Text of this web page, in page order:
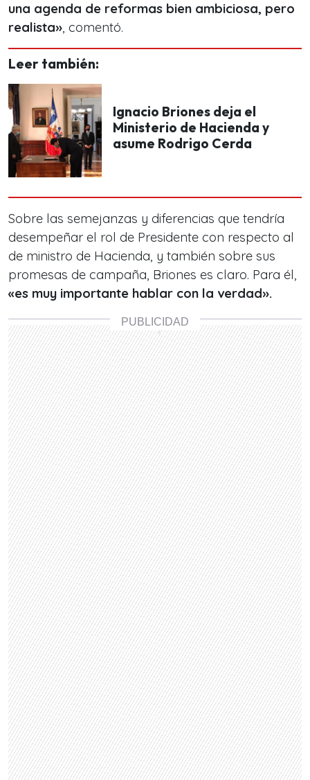
una agenda de reformas bien ambiciosa, pero
realista», comentó.
Leer también:
Ignacio Briones deja el
Ministerio de Hacienda y
asume Rodrigo Cerda
Sobre las semejanzas y diferencias que tendría
desempeñar el rol de Presidente con respecto al
de ministro de Hacienda, y también sobre sus
promesas de campaña, Briones es claro. Para él,
«es muy importante hablar con la verdad».